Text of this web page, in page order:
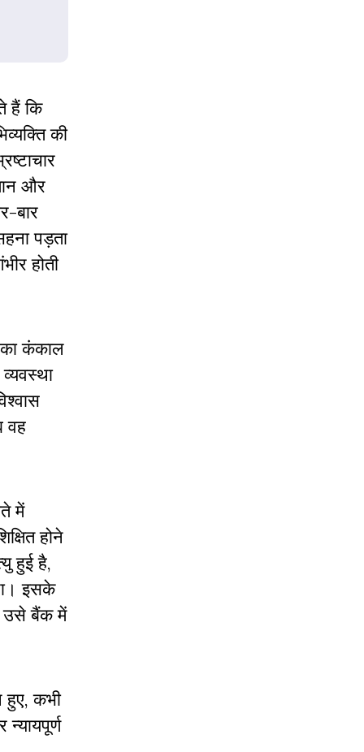
हैं कि
की
और
बार
पड़ता
होती
का कंकाल
वह
में
होने
हुई है,
इसके
उसे बैंक में
हुए, कभी